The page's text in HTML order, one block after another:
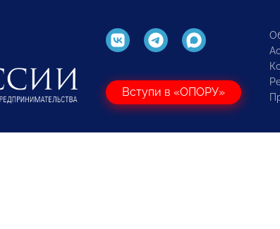
Вступи в «ОПОРУ»